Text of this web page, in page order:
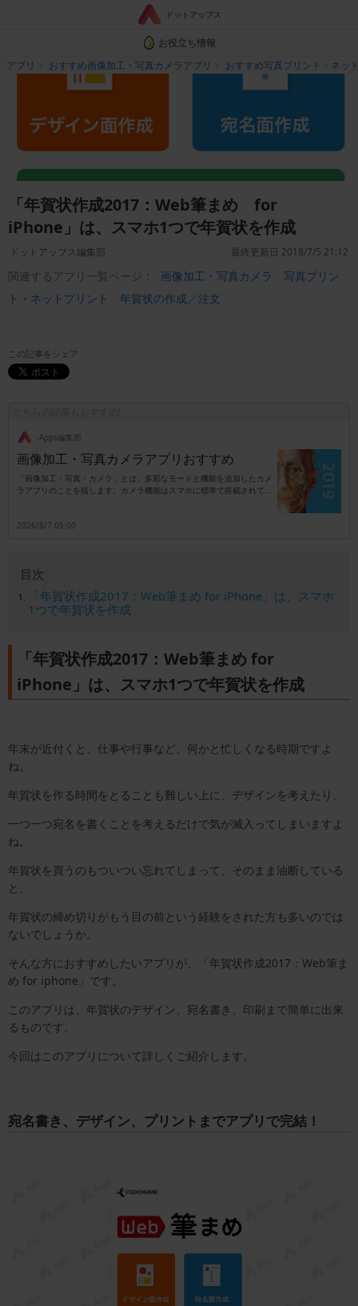
ドットアップス
お役立ち情報
アプリ
おすすめ画像加工・写真カメラアプリ おすすめ写真プリント・ネッ
「年賀状作成2017：Web筆まめ for
iPhone」は、スマホ1つで年賀状を作成
ドットアップス編集部 最終更新日 2018/7/5 21:12
関連するアプリ一覧ページ： 画像加工・写真カメラ
写真プリン
ト・ネットプリント
年賀状の作成／注文
この記事をシェア
.Apps編集部
画像加工・写真カメラアプリおすすめ
「画像加工・写真・カメラ」とは、多彩なモードと機能を追加したカメ
ラアプリのことを指します。カメラ機能はスマホに標準で搭載されてい
後に加工を行うタイプなどがあり、これらのタイプがセットになってい
ている人のサポートアイテムとしても便利です。本来の画素数をアップ
きるカテゴリとなります。
2026/8/7 05:00
目次
「年賀状作成2017：Web筆まめ for iPhone」は、スマホ
1つで年賀状を作成
「年賀状作成2017：Web筆まめ for
iPhone」は、スマホ1つで年賀状を作成
年末が近付くと、仕事や行事など、何かと忙しくなる時期ですよ
ね。
年賀状を作る時間をとることも難しい上に、デザインを考えたり、
一つ一つ宛名を書くことを考えるだけで気が滅入ってしまいますよ
ね。
年賀状を買うのもついつい忘れてしまって、そのまま油断している
と、
年賀状の締め切りがもう目の前という経験をされた方も多いのでは
ないでしょうか。
そんな方におすすめしたいアプリが、「年賀状作成2017：Web筆ま
め for iphone」です。
このアプリは、年賀状のデザイン、宛名書き、印刷まで簡単に出来
るものです。
今回はこのアプリについて詳しくご紹介します。
宛名書き、デザイン、プリントまでアプリで完結！